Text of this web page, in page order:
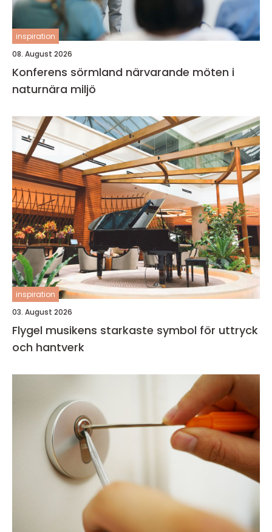
inspiration
08. August 2026
Konferens sörmland närvarande möten i
naturnära miljö
inspiration
03. August 2026
Flygel musikens starkaste symbol för uttryck
och hantverk